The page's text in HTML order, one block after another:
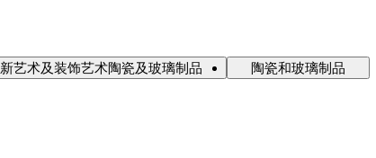
新艺术及装饰艺术陶瓷及玻璃制品 陶瓷和玻璃制品